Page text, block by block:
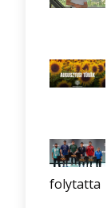
folytatta